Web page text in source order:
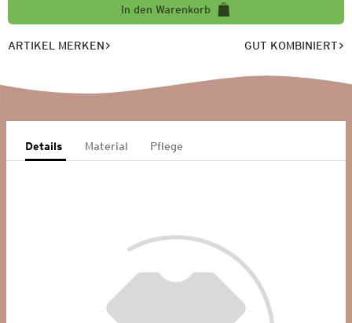
In den Warenkorb
ARTIKEL MERKEN GUT KOMBINIERT
Details Material Pflege